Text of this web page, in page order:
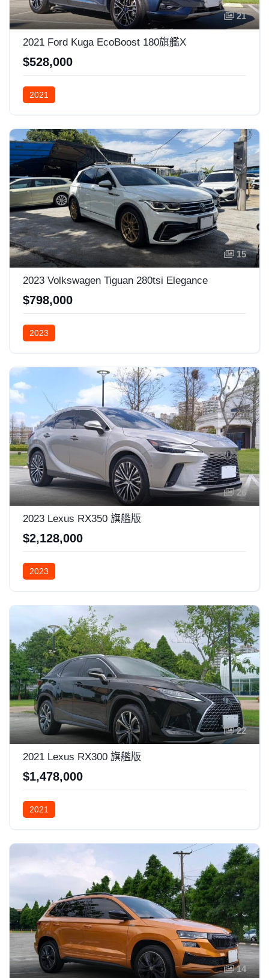
21
2021 Ford Kuga EcoBoost 180旗艦X
$528,000
2021
15
2023 Volkswagen Tiguan 280tsi Elegance
$798,000
2023
26
2023 Lexus RX350 旗艦版
$2,128,000
2023
22
2021 Lexus RX300 旗艦版
$1,478,000
2021
14